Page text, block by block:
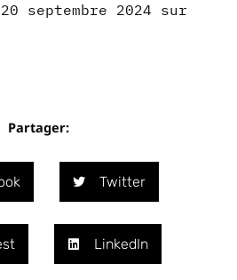
septembre 2024 sur
Partager:
Twitter
LinkedIn